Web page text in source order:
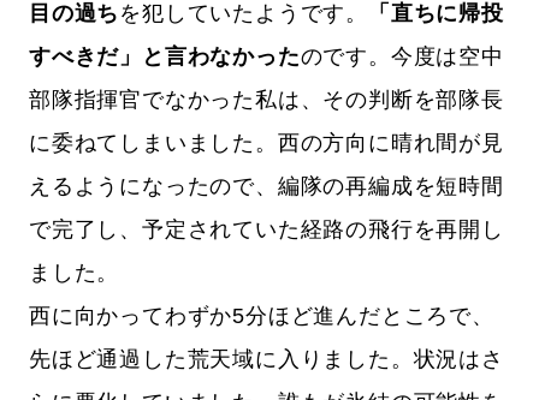
目の過ち を犯していたようです。
「直ちに帰投
すべきだ」と言わなかったのです。今度は空中
部隊指揮官でなかった私は、その判断を部隊長
に委ねてしまいました。西の方向に晴れ間が見
えるようになったので、編隊の再編成を短時間
で完了し、予定されていた経路の飛行を再開し
ました。
西に向かってわずか5分ほど進んだところで、
先ほど通過した荒天域に入りました。状況はさ